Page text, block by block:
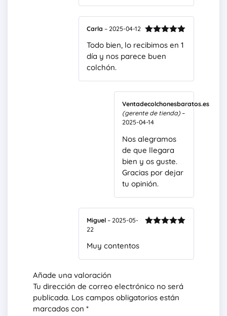
con5de 5
Carla – 2025-04-12
Todo bien, lo recibimos en 1
día y nos parece buen
colchón.
Ventadecolchonesbaratos.es
(gerente de tienda) –
2025-04-14
Nos alegramos
de que llegara
bien y os guste.
Gracias por dejar
tu opinión.
Miguel – 2025-05-
22
Muy contentos
Añade una valoración
Tu dirección de correo electrónico no será
publicada. Los campos obligatorios están
marcados con *